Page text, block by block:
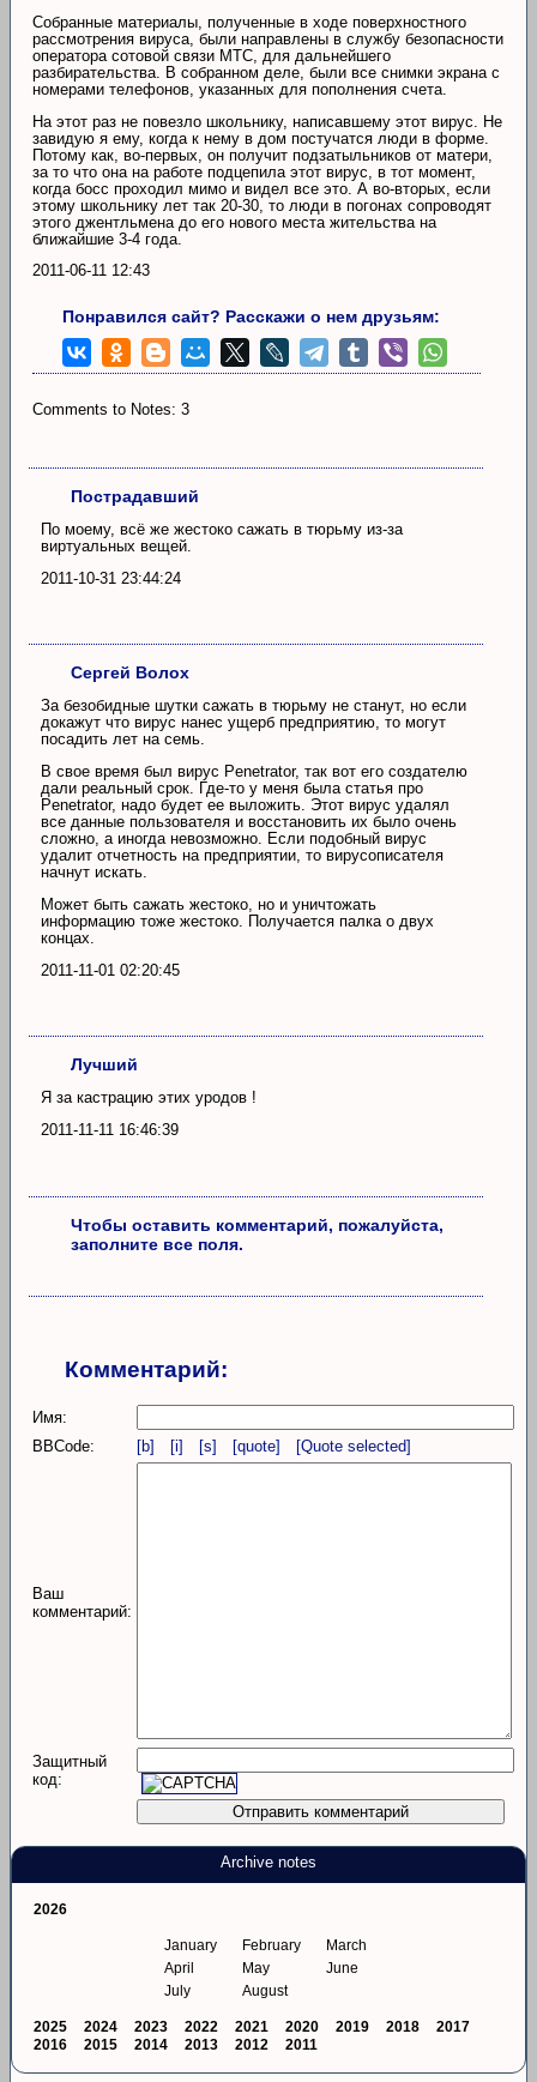
Собранные материалы, полученные в ходе поверхностного
рассмотрения вируса, были направлены в службу безопасности
оператора сотовой связи МТС, для дальнейшего
разбирательства. В собранном деле, были все снимки экрана с
номерами телефонов, указанных для пополнения счета.
На этот раз не повезло школьнику, написавшему этот вирус. Не
завидую я ему, когда к нему в дом постучатся люди в форме.
Потому как, во-первых, он получит подзатыльников от матери,
за то что она на работе подцепила этот вирус, в тот момент,
когда босс проходил мимо и видел все это. А во-вторых, если
этому школьнику лет так 20-30, то люди в погонах сопроводят
этого джентльмена до его нового места жительства на
ближайшие 3-4 года.
2011-06-11 12:43
Понравился сайт? Расскажи о нем друзьям:
Comments to Notes: 3
Пострадавший
По моему, всё же жестоко сажать в тюрьму из-за
виртуальных вещей.
2011-10-31 23:44:24
Сергей Волох
За безобидные шутки сажать в тюрьму не станут, но если
докажут что вирус нанес ущерб предприятию, то могут
посадить лет на семь.
В свое время был вирус Penetrator, так вот его создателю
дали реальный срок. Где-то у меня была статья про
Penetrator, надо будет ее выложить. Этот вирус удалял
все данные пользователя и восстановить их было очень
сложно, а иногда невозможно. Если подобный вирус
удалит отчетность на предприятии, то вирусописателя
начнут искать.
Может быть сажать жестоко, но и уничтожать
информацию тоже жестоко. Получается палка о двух
концах.
2011-11-01 02:20:45
Лучший
Я за кастрацию этих уродов !
2011-11-11 16:46:39
Чтобы оставить комментарий, пожалуйста,
заполните все поля.
Комментарий:
Имя:
BBCode:
[b] [i] [s] [quote] [Quote selected]
Ваш
комментарий:
Защитный
код:
Archive notes
2026
January February
March
April
May
June
July
August
2025 2024 2023 2022 2021 2020 2019 2018
2017
2016
2015 2014 2013 2012 2011